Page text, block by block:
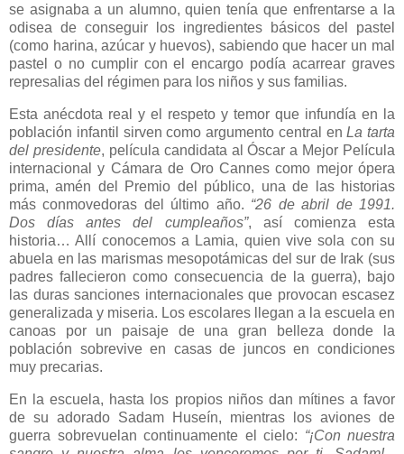
se asignaba a un alumno, quien tenía que enfrentarse a la
odisea de conseguir los ingredientes básicos del pastel
(como harina, azúcar y huevos), sabiendo que hacer un mal
pastel o no cumplir con el encargo podía acarrear graves
represalias del régimen para los niños y sus familias.
Esta anécdota real y el respeto y temor que infundía en la
población infantil sirven como argumento central enLa tarta
del presidente, película candidata al Óscar a Mejor Película
internacional y Cámara de Oro Cannes como mejor ópera
prima, amén del Premio del público, una de las historias
más conmovedoras del último año. “26 de abril de 1991.
Dos días antes del cumpleaños”, así comienza esta
historia… Allí conocemos a Lamia, quien vive sola con su
abuela en las marismas mesopotámicas del sur de Irak (sus
padres fallecieron como consecuencia de la guerra), bajo
las duras sanciones internacionales que provocan escasez
generalizada y miseria. Los escolares llegan a la escuela en
canoas por un paisaje de una gran belleza donde la
población sobrevive en casas de juncos en condiciones
muy precarias.
En la escuela, hasta los propios niños dan mítines a favor
de su adorado Sadam Huseín, mientras los aviones de
guerra sobrevuelan continuamente el cielo: “¡Con nuestra